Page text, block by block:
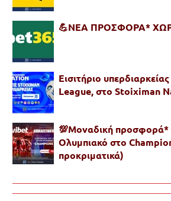
💪ΝΕΑ ΠΡΟΣΦΟΡΑ*
Εισιτήριο
League, στο Stoiximan
💯Μοναδική προσφορά*
Ολυμπιακό στο
προκριματικά)